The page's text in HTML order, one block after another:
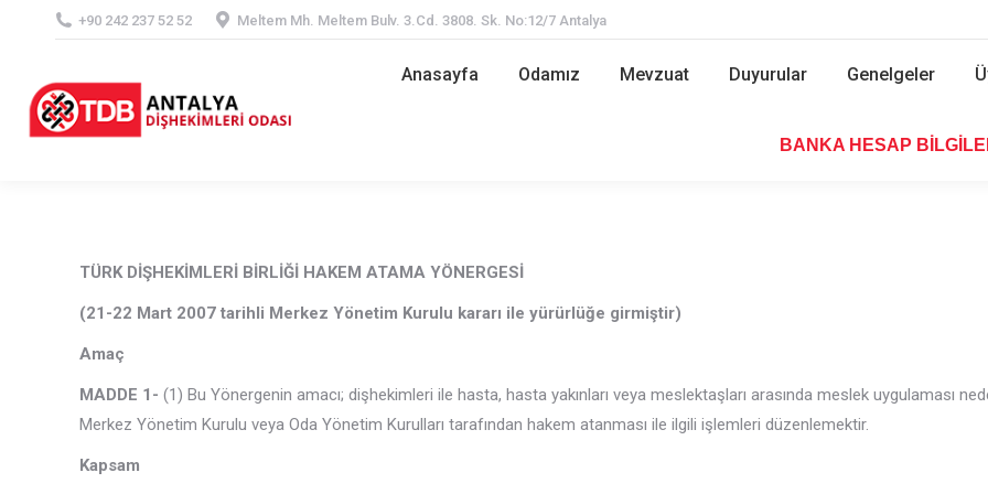
+90 242 237 52 52 Meltem Mh. Meltem Bulv. 3.Cd. 3808. Sk. No:12/7 Antalya
Anasayfa Odamız Mevzuat Duyurular Genelgeler
BANKA HESAP
TÜRK DİŞHEKİMLERİ BİRLİĞİ HAKEM ATAMA YÖNERGESİ
(21-22 Mart 2007 tarihli Merkez Yönetim Kurulu kararı ile yürürlüğe girmiştir)
Amaç
MADDE 1- (1) Bu Yönergenin amacı; dişhekimleri ile hasta, hasta yakınları veya meslektaşları arasında meslek uygulaması
Merkez Yönetim Kurulu veya Oda Yönetim Kurulları tarafından hakem atanması ile ilgili işlemleri düzenlemektir.
Kapsam
Anasayfa Odamız Mevzuat Duyurular Genelgeler